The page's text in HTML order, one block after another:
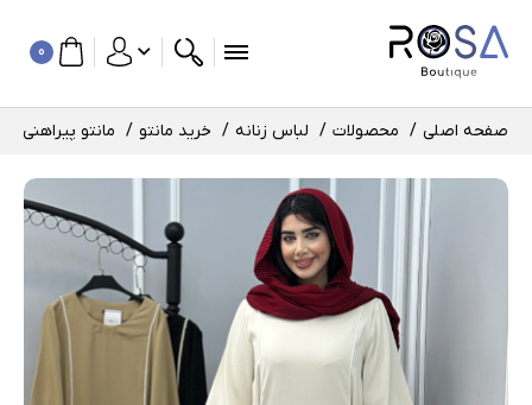
0
صفحه اصلی محصولات لباس زنانه خرید مانتو مانتو پیراهنی